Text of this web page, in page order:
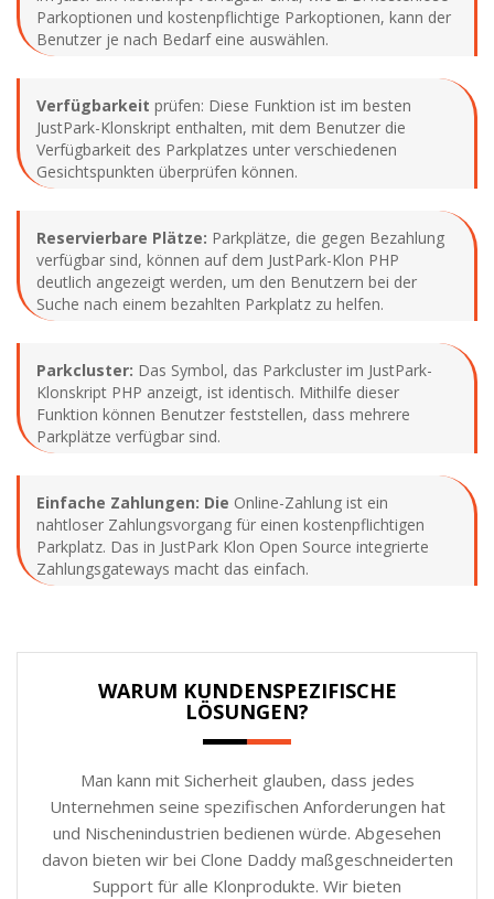
Parkoptionen und kostenpflichtige Parkoptionen, kann der
Benutzer je nach Bedarf eine auswählen.
Verfügbarkeit prüfen: Diese Funktion ist im besten
JustPark-Klonskript enthalten, mit dem Benutzer die
Verfügbarkeit des Parkplatzes unter verschiedenen
Gesichtspunkten überprüfen können.
Reservierbare Plätze: Parkplätze, die gegen Bezahlung
verfügbar sind, können auf dem JustPark-Klon PHP
deutlich angezeigt werden, um den Benutzern bei der
Suche nach einem bezahlten Parkplatz zu helfen.
Parkcluster: Das Symbol, das Parkcluster im JustPark-
Klonskript PHP anzeigt, ist identisch. Mithilfe dieser
Funktion können Benutzer feststellen, dass mehrere
Parkplätze verfügbar sind.
Einfache Zahlungen: Die Online-Zahlung ist ein
nahtloser Zahlungsvorgang für einen kostenpflichtigen
Parkplatz. Das in JustPark Klon Open Source integrierte
Zahlungsgateways macht das einfach.
WARUM KUNDENSPEZIFISCHE
LÖSUNGEN?
Man kann mit Sicherheit glauben, dass jedes
Unternehmen seine spezifischen Anforderungen hat
und Nischenindustrien bedienen würde. Abgesehen
davon bieten wir bei Clone Daddy maßgeschneiderten
Support für alle Klonprodukte. Wir bieten